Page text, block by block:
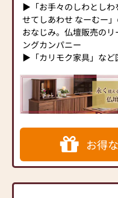
ります。お好みやご自宅
壇に合わせて、お求めい
ます。
当店の魅力は、品質と価
ランスです。品質に妥協
ます。お客様に長くご利
だけるような耐久性の
を取り扱っておりますの
だけます。
また、スタッフ一同、
ご要望に丁寧にお応えい
問やご相談にも親身にお
≪「カリモク家具」との
発≫
お仏壇のはせがわは、日
表する家具メーカー「カ
住宅にあったモダンなお
作っています。他にも
具専門メーカーと作り
人と偲ぶ人をつなぐ新し
チを提案します。
≪はせがわ店舗サービス
内≫
▶「お手々のしわとしわ
せてしあわせ なーむー
おなじみ。仏壇販売のリ
ングカンパニー
▶「カリモク家具」など
ンテリアにマッチするお
展開
国内130店舗以上のスケ
リットと東証上場の信
以来、親切・丁寧な説明
を心がけ、年間約
仏壇、約3,000基のお墓
お得